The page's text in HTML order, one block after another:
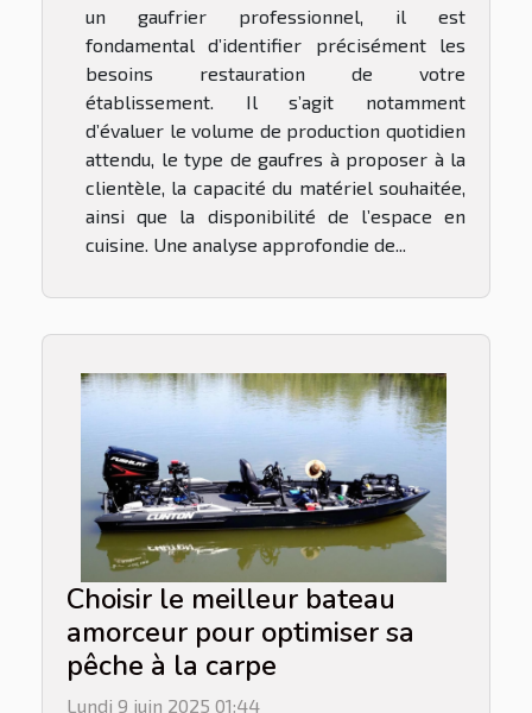
un gaufrier professionnel, il est
fondamental d’identifier précisément les
besoins restauration de votre
établissement. Il s’agit notamment
d’évaluer le volume de production quotidien
attendu, le type de gaufres à proposer à la
clientèle, la capacité du matériel souhaitée,
ainsi que la disponibilité de l’espace en
cuisine. Une analyse approfondie de...
Choisir le meilleur bateau
amorceur pour optimiser sa
pêche à la carpe
Lundi 9 juin 2025 01:44